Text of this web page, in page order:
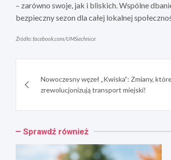
– zarówno swoje, jak i bliskich. Wspólne
bezpieczny sezon dla całej lokalnej
Źródło: facebook.com/UMSiechnice
wpisuNowoczesny węzeł „Kwiska”: Zmiany,
zrewolucjonizują transport miejski!
Sprawdź również